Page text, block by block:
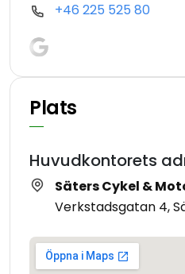
+46 225 525 80
Plats
Huvudkontorets
Säters Cykel &
Verkstadsgatan 4,